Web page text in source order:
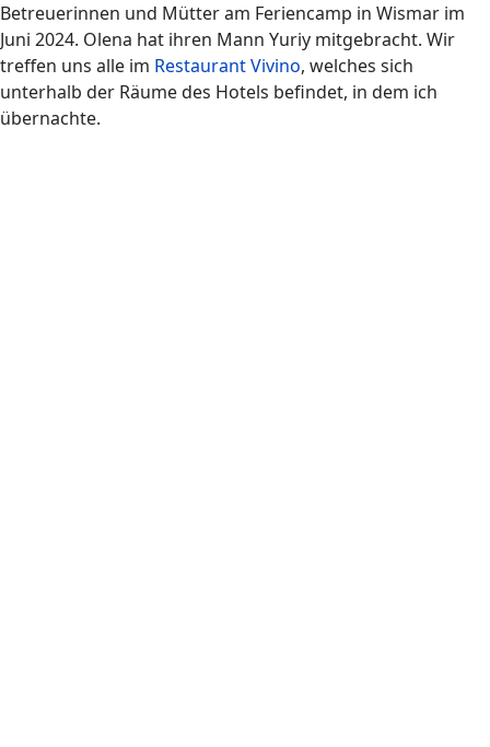
Betreuerinnen und Mütter am Feriencamp in Wismar im
Juni 2024. Olena hat ihren Mann Yuriy mitgebracht. Wir
treffen uns alle im Restaurant Vivino, welches sich
unterhalb der Räume des Hotels befindet, in dem ich
übernachte.